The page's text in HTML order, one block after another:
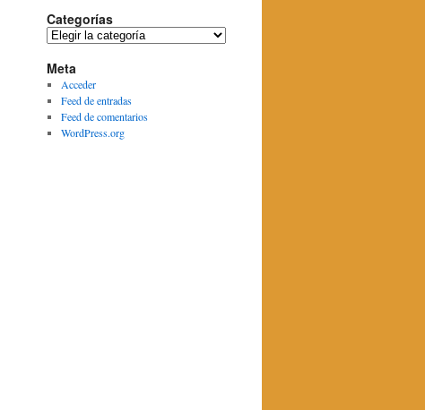
Categorías
Categorías
Meta
Acceder
Feed de entradas
Feed de comentarios
WordPress.org